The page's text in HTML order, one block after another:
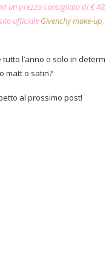
un prezzo consigliato di €
ufficiale Givenchy make-up
l’anno o solo in
matt o satin?
al prossimo post!